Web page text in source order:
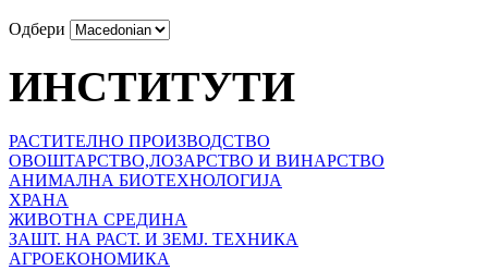
Одбери
ИНСТИТУТИ
РАСТИТЕЛНО ПРОИЗВОДСТВО
ОВОШТАРСТВО,ЛОЗАРСТВО И ВИНАРСТВО
АНИМАЛНА БИОТЕХНОЛОГИЈА
ХРАНА
ЖИВОТНА СРЕДИНА
ЗАШТ. НА РАСТ. И ЗЕМЈ. ТЕХНИКА
АГРОЕКОНОМИКА